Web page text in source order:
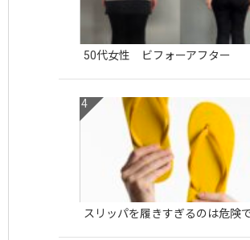
50代女性 ビフォーアフター
スリッパを履きすぎるのは危険で